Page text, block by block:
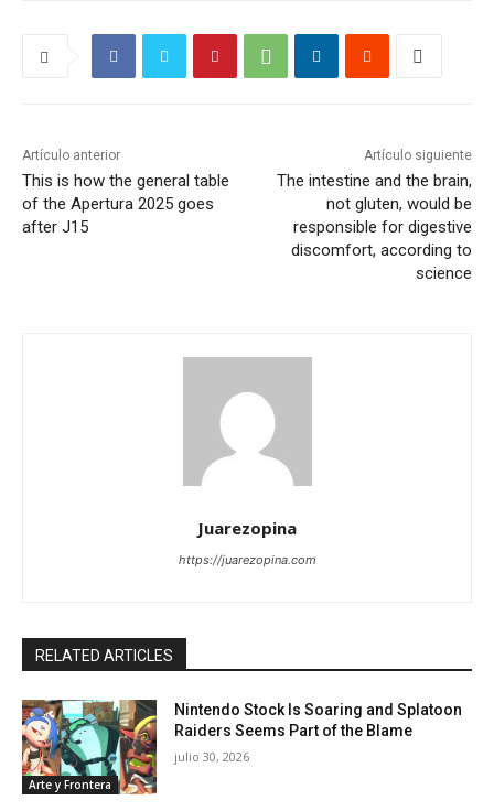
Artículo anterior
This is how the general table
of the Apertura 2025 goes
after J15
Artículo siguiente
The intestine and the brain,
not gluten, would be
responsible for digestive
discomfort, according to
science
Juarezopina
https://juarezopina.com
RELATED ARTICLES
Arte y Frontera
Nintendo Stock Is Soaring and Splatoon
Raiders Seems Part of the Blame
julio 30, 2026